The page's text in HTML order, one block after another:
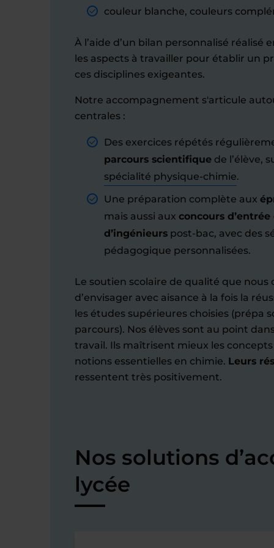
couleur blanche, couleurs
À l’aide d’un bilan personnalisé réalisé
les aspects à travailler pour établir un
ces disciplines exigeantes.
Notre accompagnement s'articule
centrales :
Des exercices répétés
parcours scientifique de l’élève,
spécialité physique-chimie.
Une préparation complète aux
mais aussi aux concours
d’ingénieurs post-bac, avec des
pédagogique personnalisées.
Le soutien scolaire de qualité que
d’envisager avec aisance à la fois la
les études supérieures choisies (prépa
parcours). Nos élèves sont au point
travail. Ils maîtrisent mieux les
notions essentielles en chimie. Leurs
ressentent très positivement.
Nos solutions
lycée